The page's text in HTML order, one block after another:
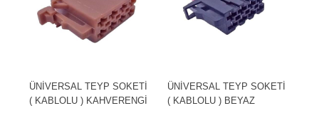
ÜNİVERSAL TEYP SOKETİ
( KABLOLU ) KAHVERENGİ
ÜNİVERSAL TEYP SOKETİ
( KABLOLU ) BEYAZ